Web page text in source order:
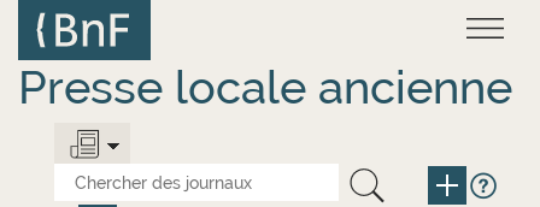
contenu
principal
Presse locale ancienne
Panneau de gestion des cookies